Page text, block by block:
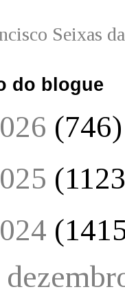
Seixas
do blogue
(746)